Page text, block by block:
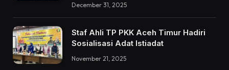
December 31, 2025
Staf Ahli TP PKK Aceh Timur Hadiri
Sosialisasi Adat Istiadat
November 21, 2025